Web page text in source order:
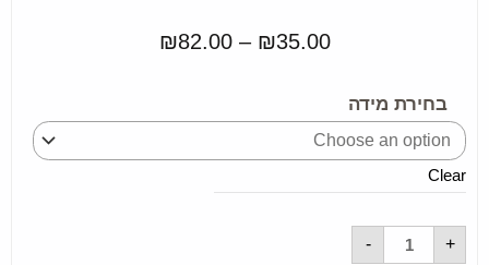
₪35.00
–
₪82.00
בחירת מידה
Clear
-
גוף
100%
כותנה
חלקה
550
גרם
COFFEE
quantity
+